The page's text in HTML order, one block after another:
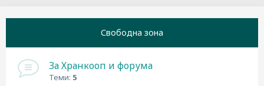
Свободна зона
За Хранкооп и форума
Теми: 5